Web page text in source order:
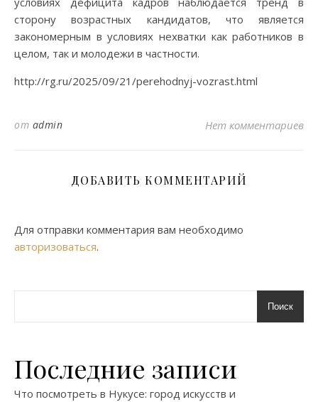
сторону возрастных кандидатов, что является
закономерным в условиях нехватки как работников в
целом, так и молодежи в частности.
http://rg.ru/2025/09/21/perehodnyj-vozrast.html
от admin Нет комментариев
ДОБАВИТЬ КОММЕНТАРИЙ
Для отправки комментария вам необходимо
авторизоваться.
Поиск
Последние записи
Что посмотреть в Нукусе: город искусств и